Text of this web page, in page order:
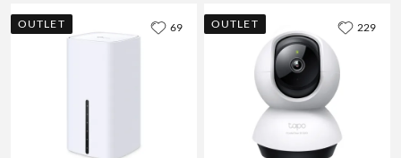
OUTLET 69 OUTLET 229